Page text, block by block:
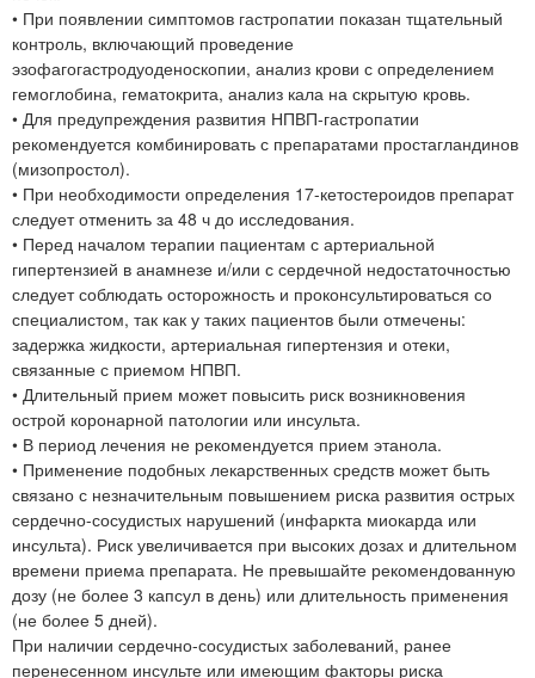
• При появлении симптомов гастропатии показан тщательный
контроль, включающий проведение
эзофагогастродуоденоскопии, анализ крови с определением
гемоглобина, гематокрита, анализ кала на скрытую кровь.
• Для предупреждения развития НПВП-гастропатии
рекомендуется комбинировать с препаратами простагландинов
(мизопростол).
• При необходимости определения 17-кетостероидов препарат
следует отменить за 48 ч до исследования.
• Перед началом терапии пациентам с артериальной
гипертензией в анамнезе и/или с сердечной недостаточностью
следует соблюдать осторожность и проконсультироваться со
специалистом, так как у таких пациентов были отмечены:
задержка жидкости, артериальная гипертензия и отеки,
связанные с приемом НПВП.
• Длительный прием может повысить риск возникновения
острой коронарной патологии или инсульта.
• В период лечения не рекомендуется прием этанола.
• Применение подобных лекарственных средств может быть
связано с незначительным повышением риска развития острых
сердечно-сосудистых нарушений (инфаркта миокарда или
инсульта). Риск увеличивается при высоких дозах и длительном
времени приема препарата. Не превышайте рекомендованную
дозу (не более 3 капсул в день) или длительность применения
(не более 5 дней).
При наличии сердечно-сосудистых заболеваний, ранее
перенесенном инсульте или имеющим факторы риска